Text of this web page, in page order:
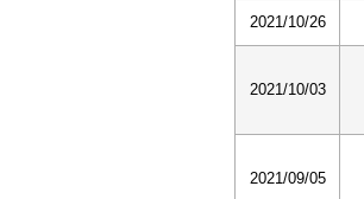
2021/10/26
2021/10/03
2021/09/05